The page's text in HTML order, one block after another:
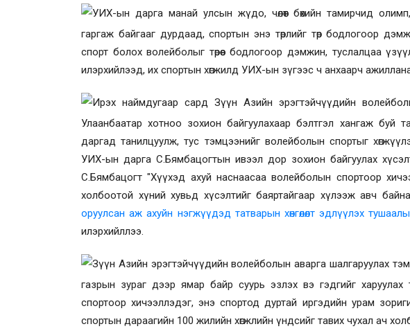
УИХ-ын дарга манай улсын жүдо, чөлөөт бөхийн тамирчид
гаргаж байгааг дурдаад, спортын энэ төрлийг төр бодлогоор
спорт болох волейболыг төрөөс бодлогоор дэмжин, туслалцаа
илэрхийлээд, их спортын хөгжилд УИХ-ын зүгээс ч анхаарч
Ирэх наймдугаар сард Зүүн Азийн эрэгтэйчүүдийн
Улаанбаатар хотноо зохион байгуулахаар бэлтгэл хангаж
даргад танилцуулж, тус тэмцээнийг волейболын спортыг
УИХ-ын дарга С.Бямбацогтын ивээл дор зохион байгуулах
С.Бямбацогт "Хүүхэд ахуй наснаасаа волейболын спортоор
холбоотой хүний хувьд хүсэлтийг баяртайгаар хүлээж авч
оруулсан аж ахуйн нэгжүүдэд татварын хөнгөлөлт эдлүүлэх
илэрхийллээ.
Зүүн Азийн эрэгтэйчүүдийн волейболын аварга шалгаруулах
газрын зураг дээр ямар байр суурь эзлэх вэ гэдгийг харуулах
спортоор хичээллэдэг, энэ спортод дуртай иргэдийн урам
спортын дараагийн 100 жилийн хөгжлийн үндсийг тавих чухал ач